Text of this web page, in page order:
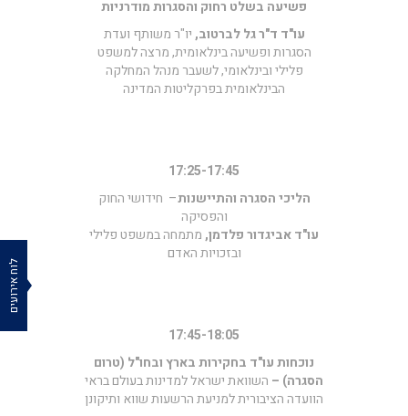
פשיעה בשלט רחוק והסגרות מודרניות
עו"ד ד"ר גל לברטוב, יו"ר משותף ועדת
הסגרות ופשיעה בינלאומית, מרצה למשפט
פלילי ובינלאומי, לשעבר מנהל המחלקה
הבינלאומית בפרקליטות המדינה
17:25-17:45
הליכי הסגרה והתיישנות– חידושי החוק
והפסיקה
עו"ד אביגדור פלדמן, מתמחה במשפט פלילי
ובזכויות האדם
17:45-18:05
נוכחות עו"ד בחקירות בארץ ובחו"ל (טרום
הסגרה) – השוואת ישראל למדינות בעולם בראי
הוועדה הציבורית למניעת הרשעות שווא ותיקונן
לוח אירועים